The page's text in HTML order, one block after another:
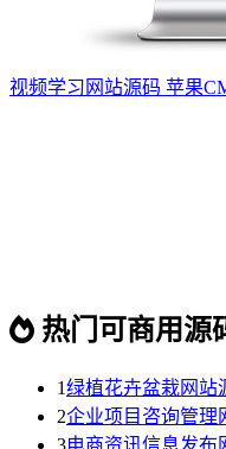
视频学习网站源码 苹果
热门可商用源
1绿植花卉盆栽网站
2企业项目咨询管理
3电商资讯信息发布